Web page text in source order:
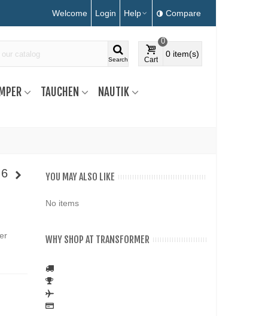
Welcome Login Help Compare
Search Cart
0
0 item(s)
TAUCHEN
NAUTIK
YOU MAY ALSO LIKE
No items
WHY SHOP AT TRANSFORMER